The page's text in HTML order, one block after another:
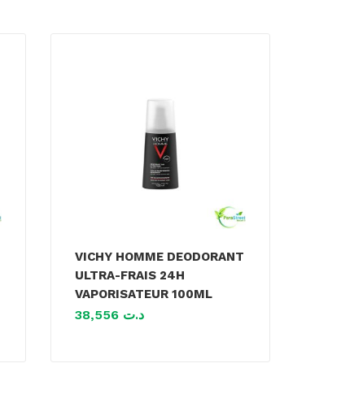
VICHY HOMME DEODORANT
ULTRA-FRAIS 24H
VAPORISATEUR 100ML
د.ت